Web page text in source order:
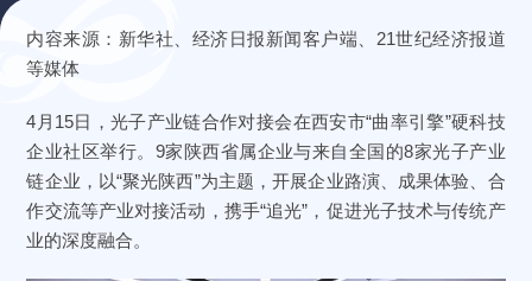
内容来源：新华社、经济日报新闻客户端、21世纪经济报道
等媒体
4月15日，光子产业链合作对接会在西安市“曲率引擎”硬科技
企业社区举行。9家陕西省属企业与来自全国的8家光子产业
链企业，以“聚光陕西”为主题，开展企业路演、成果体验、合
作交流等产业对接活动，携手“追光”，促进光子技术与传统产
业的深度融合。